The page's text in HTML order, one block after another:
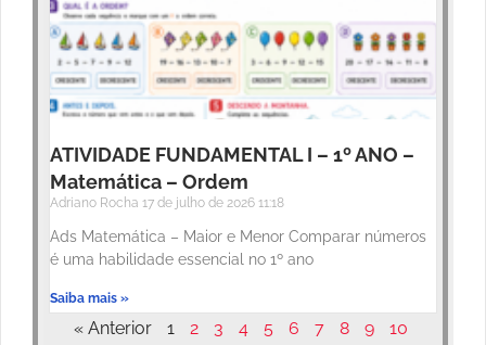
ATIVIDADE FUNDAMENTAL I – 1º ANO –
Matemática – Ordem
Adriano Rocha 17 de julho de 2026 11:18
Ads Matemática – Maior e Menor Comparar números
é uma habilidade essencial no 1º ano
Saiba mais »
« Anterior 1 2 3 4 5 6 7 8 9
10